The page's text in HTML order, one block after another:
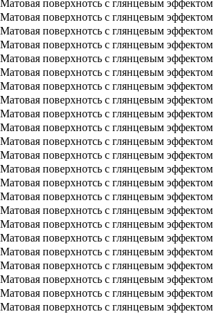
поверхнотсь с глянцевым эффектом
поверхнотсь с глянцевым эффектом
поверхнотсь с глянцевым эффектом
поверхнотсь с глянцевым эффектом
поверхнотсь с глянцевым эффектом
поверхнотсь с глянцевым эффектом
поверхнотсь с глянцевым эффектом
поверхнотсь с глянцевым эффектом
поверхнотсь с глянцевым эффектом
поверхнотсь с глянцевым эффектом
поверхнотсь с глянцевым эффектом
поверхнотсь с глянцевым эффектом
поверхнотсь с глянцевым эффектом
поверхнотсь с глянцевым эффектом
поверхнотсь с глянцевым эффектом
поверхнотсь с глянцевым эффектом
поверхнотсь с глянцевым эффектом
поверхнотсь с глянцевым эффектом
поверхнотсь с глянцевым эффектом
поверхнотсь с глянцевым эффектом
поверхнотсь с глянцевым эффектом
поверхнотсь с глянцевым эффектом
поверхнотсь с глянцевым эффектом